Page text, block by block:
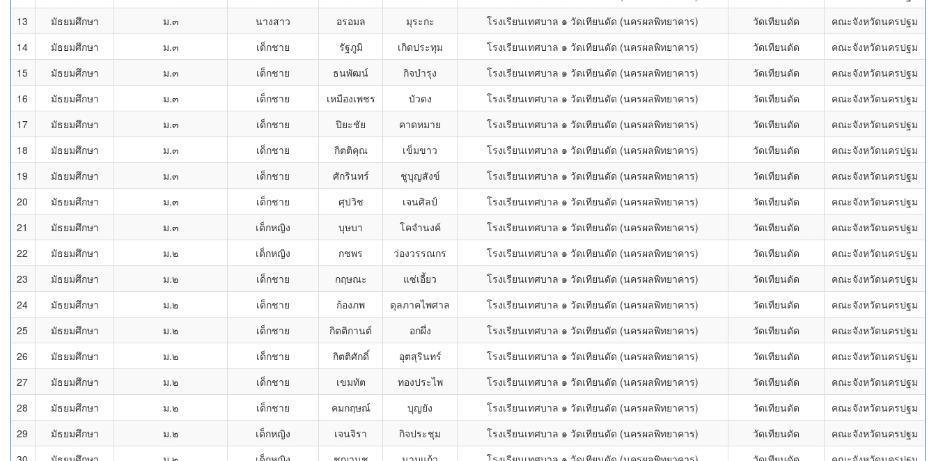
13
มัธยมศึกษา ม.๓ นางสาว อรอมล มุระกะ โรงเรียนเทศบาล ๑ วัดเทียนดัด (นครผลพิทยาคาร) วัดเทียนดัด
คณะจังหวัดนครปฐม
14
มัธยมศึกษา ม.๓ เด็กชาย รัฐภูมิ เกิดประทุม โรงเรียนเทศบาล ๑ วัดเทียนดัด (นครผลพิทยาคาร) วัดเทียนดัด
คณะจังหวัดนครปฐม
15
มัธยมศึกษา ม.๓ เด็กชาย ธนพัฒน์ กิจบำรุง โรงเรียนเทศบาล ๑ วัดเทียนดัด (นครผลพิทยาคาร) วัดเทียนดัด
คณะจังหวัดนครปฐม
16
มัธยมศึกษา ม.๓ เด็กชาย เหมืองเพชร บัวดง โรงเรียนเทศบาล ๑ วัดเทียนดัด (นครผลพิทยาคาร) วัดเทียนดัด
คณะจังหวัดนครปฐม
17
มัธยมศึกษา ม.๓ เด็กชาย ปิยะชัย คาดหมาย โรงเรียนเทศบาล ๑ วัดเทียนดัด (นครผลพิทยาคาร) วัดเทียนดัด
คณะจังหวัดนครปฐม
18
มัธยมศึกษา ม.๓ เด็กชาย กิตติคุณ เข็มขาว โรงเรียนเทศบาล ๑ วัดเทียนดัด (นครผลพิทยาคาร) วัดเทียนดัด
คณะจังหวัดนครปฐม
19
มัธยมศึกษา ม.๓ เด็กชาย ศักรินทร์ ชูบุญสังข์ โรงเรียนเทศบาล ๑ วัดเทียนดัด (นครผลพิทยาคาร) วัดเทียนดัด
คณะจังหวัดนครปฐม
20
มัธยมศึกษา ม.๓ เด็กชาย ศุปวิช เจนศิลป์ โรงเรียนเทศบาล ๑ วัดเทียนดัด (นครผลพิทยาคาร) วัดเทียนดัด
คณะจังหวัดนครปฐม
21
มัธยมศึกษา ม.๓ เด็กหญิง บุษบา โคจำนงค์ โรงเรียนเทศบาล ๑ วัดเทียนดัด (นครผลพิทยาคาร) วัดเทียนดัด
คณะจังหวัดนครปฐม
22
มัธยมศึกษา ม.๒ เด็กหญิง กชพร ว่องวรรณกร โรงเรียนเทศบาล ๑ วัดเทียนดัด (นครผลพิทยาคาร) วัดเทียนดัด
คณะจังหวัดนครปฐม
23
มัธยมศึกษา ม.๒ เด็กชาย กฤษณะ แซ่เอี้ยว โรงเรียนเทศบาล ๑ วัดเทียนดัด (นครผลพิทยาคาร) วัดเทียนดัด
คณะจังหวัดนครปฐม
24
มัธยมศึกษา ม.๒ เด็กชาย ก้องภพ ดุลภาคไพศาล โรงเรียนเทศบาล ๑ วัดเทียนดัด (นครผลพิทยาคาร) วัดเทียนดัด
คณะจังหวัดนครปฐม
25
มัธยมศึกษา ม.๒ เด็กชาย กิตติกานต์ อกผึ่ง โรงเรียนเทศบาล ๑ วัดเทียนดัด (นครผลพิทยาคาร) วัดเทียนดัด
คณะจังหวัดนครปฐม
26
มัธยมศึกษา ม.๒ เด็กชาย กิตติศักดิ์ อุตสุรินทร์ โรงเรียนเทศบาล ๑ วัดเทียนดัด (นครผลพิทยาคาร) วัดเทียนดัด
คณะจังหวัดนครปฐม
27
มัธยมศึกษา ม.๒ เด็กชาย เขมทัต ทองประไพ โรงเรียนเทศบาล ๑ วัดเทียนดัด (นครผลพิทยาคาร) วัดเทียนดัด
คณะจังหวัดนครปฐม
28
มัธยมศึกษา ม.๒ เด็กชาย คมกฤษณ์ บุญยัง โรงเรียนเทศบาล ๑ วัดเทียนดัด (นครผลพิทยาคาร) วัดเทียนดัด
คณะจังหวัดนครปฐม
29
มัธยมศึกษา ม.๒ เด็กหญิง เจนจิรา กิจประชุม โรงเรียนเทศบาล ๑ วัดเทียนดัด (นครผลพิทยาคาร) วัดเทียนดัด
คณะจังหวัดนครปฐม